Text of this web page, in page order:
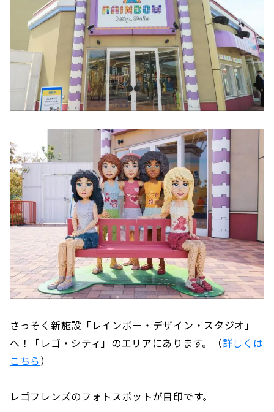
さっそく新施設「レインボー・デザイン・スタジオ」
へ！「レゴ・シティ」のエリアにあります。（詳しくは
こちら）
レゴフレンズのフォトスポットが目印です。